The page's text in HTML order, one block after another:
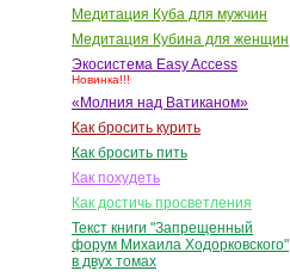
Медитация Куба для мужчин
Медитация Кубина для женщин
Экосистема Easy Access
Новинка!!!
«Молния над Ватиканом»
Как бросить курить
Как бросить пить
Как похудеть
Как достичь просветления
Текст книги "Запрещенный
форум Михаила Ходорковского"
в двух томах